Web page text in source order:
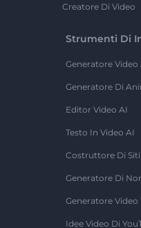
Creatore Di Video
Strumenti Di
Generatore Video
Generatore Di
Editor Video AI
Testo In Video AI
Costruttore Di Siti
Generatore Di
Generatore Video
Idee Video Di